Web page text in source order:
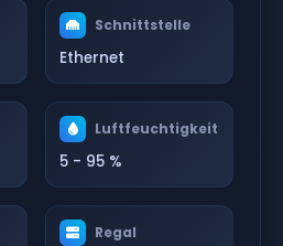
Schnittstelle
Ethernet
Luftfeuchtigkeit
5 - 95 %
Regal